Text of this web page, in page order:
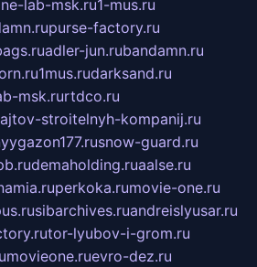
lab-msk.ru1-mus.ru
purse-factory.ru
adler-jun.rubandamn.ru
1mus.rudarksand.ru
msk.rurtdco.ru
stroitelnyh-kompanij.ru
snow-guard.ru
demaholding.ruaalse.ru
perkoka.rumovie-one.ru
sibarchives.ruandreislyusar.ru
tor-lyubov-i-grom.ru
movieone.ruevro-dez.ru